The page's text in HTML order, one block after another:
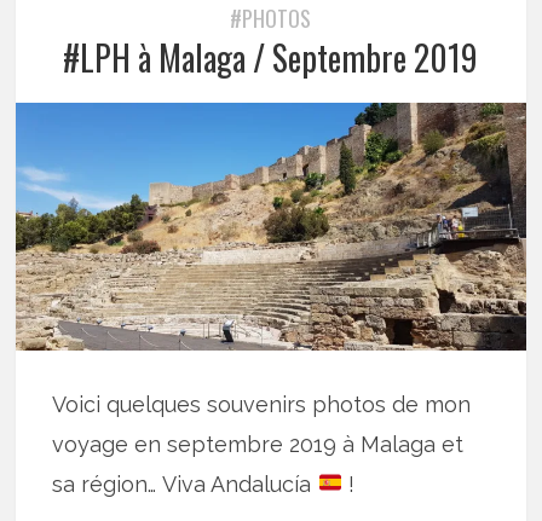
#PHOTOS
#LPH à Malaga / Septembre 2019
Voici quelques souvenirs photos de mon
voyage en septembre 2019 à Malaga et
sa région… Viva Andalucía
!